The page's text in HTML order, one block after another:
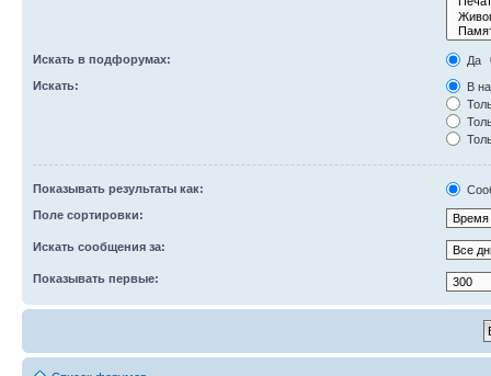
Искать в подфорумах:
Да
Искать:
В
Показывать результаты как:
Поле сортировки:
Искать сообщения за:
Показывать первые: